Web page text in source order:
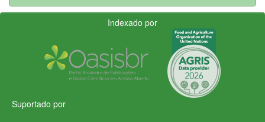
Indexado por
Suportado por